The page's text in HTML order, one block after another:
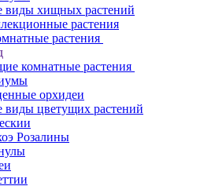
виды хищных растений
растения
растения
комнатные растения
орхидеи
виды цветущих растений
Розалины